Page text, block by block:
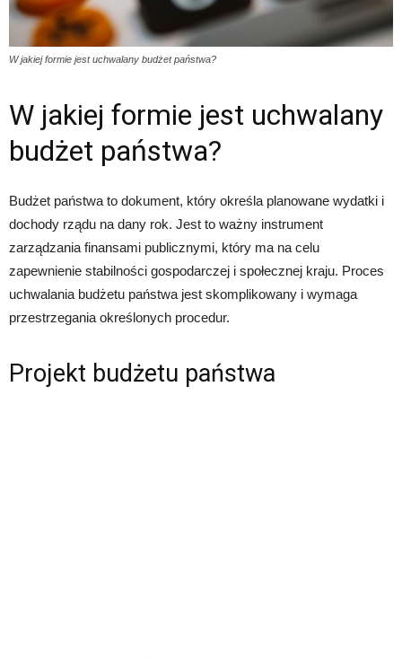
W jakiej formie jest uchwalany budżet państwa?
W jakiej formie jest uchwalany
budżet państwa?
Budżet państwa to dokument, który określa planowane wydatki i
dochody rządu na dany rok. Jest to ważny instrument
zarządzania finansami publicznymi, który ma na celu
zapewnienie stabilności gospodarczej i społecznej kraju. Proces
uchwalania budżetu państwa jest skomplikowany i wymaga
przestrzegania określonych procedur.
Projekt budżetu państwa